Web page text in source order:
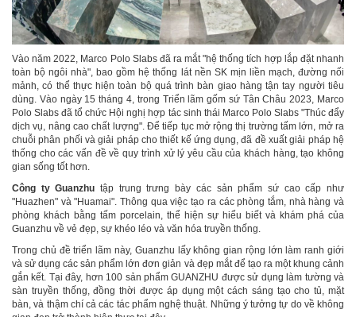
Vào năm 2022, Marco Polo Slabs đã ra mắt "hệ thống tích hợp lắp đặt nhanh
toàn bộ ngôi nhà", bao gồm hệ thống lát nền SK mịn liền mạch, đường nối
mảnh, có thể thực hiện toàn bộ quá trình bàn giao hàng tận tay người tiêu
dùng. Vào ngày 15 tháng 4, trong Triển lãm gốm sứ Tân Châu 2023, Marco
Polo Slabs đã tổ chức Hội nghị hợp tác sinh thái Marco Polo Slabs "Thúc đẩy
dịch vụ, nâng cao chất lượng". Để tiếp tục mở rộng thị trường tấm lớn, mở ra
chuỗi phân phối và giải pháp cho thiết kế ứng dụng, đã đề xuất giải pháp hệ
thống cho các vấn đề về quy trình xử lý yêu cầu của khách hàng, tạo không
gian sống tốt hơn.
Công ty Guanzhu tập trung trưng bày các sản phẩm sứ cao cấp như
"Huazhen" và "Huamai". Thông qua việc tạo ra các phòng tắm, nhà hàng và
phòng khách bằng tấm porcelain, thể hiện sự hiểu biết và khám phá của
Guanzhu về vẻ đẹp, sự khéo léo và văn hóa truyền thống.
Trong chủ đề triển lãm này, Guanzhu lấy không gian rộng lớn làm ranh giới
và sử dụng các sản phẩm lớn đơn giản và đẹp mắt để tạo ra một khung cảnh
gắn kết. Tại đây, hơn 100 sản phẩm GUANZHU được sử dụng làm tường và
sàn truyền thống, đồng thời được áp dụng một cách sáng tạo cho tủ, mặt
bàn, và thậm chí cả các tác phẩm nghệ thuật. Những ý tưởng tự do về không